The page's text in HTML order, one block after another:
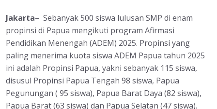
Jakarta– Sebanyak 500 siswa lulusan SMP di enam
propinsi di Papua mengikuti program Afirmasi
Pendidikan Menengah (ADEM) 2025. Propinsi yang
paling menerima kuota siswa ADEM Papua tahun 2025
ini adalah Propinsi Papua, yakni sebanyak 115 siswa,
disusul Propinsi Papua Tengah 98 siswa, Papua
Pegunungan ( 95 siswa), Papua Barat Daya (82 siswa),
Papua Barat (63 siswa) dan Papua Selatan (47 siswa).